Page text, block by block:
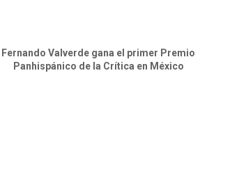
Fernando Valverde gana el primer Premio
Panhispánico de la Crítica en México